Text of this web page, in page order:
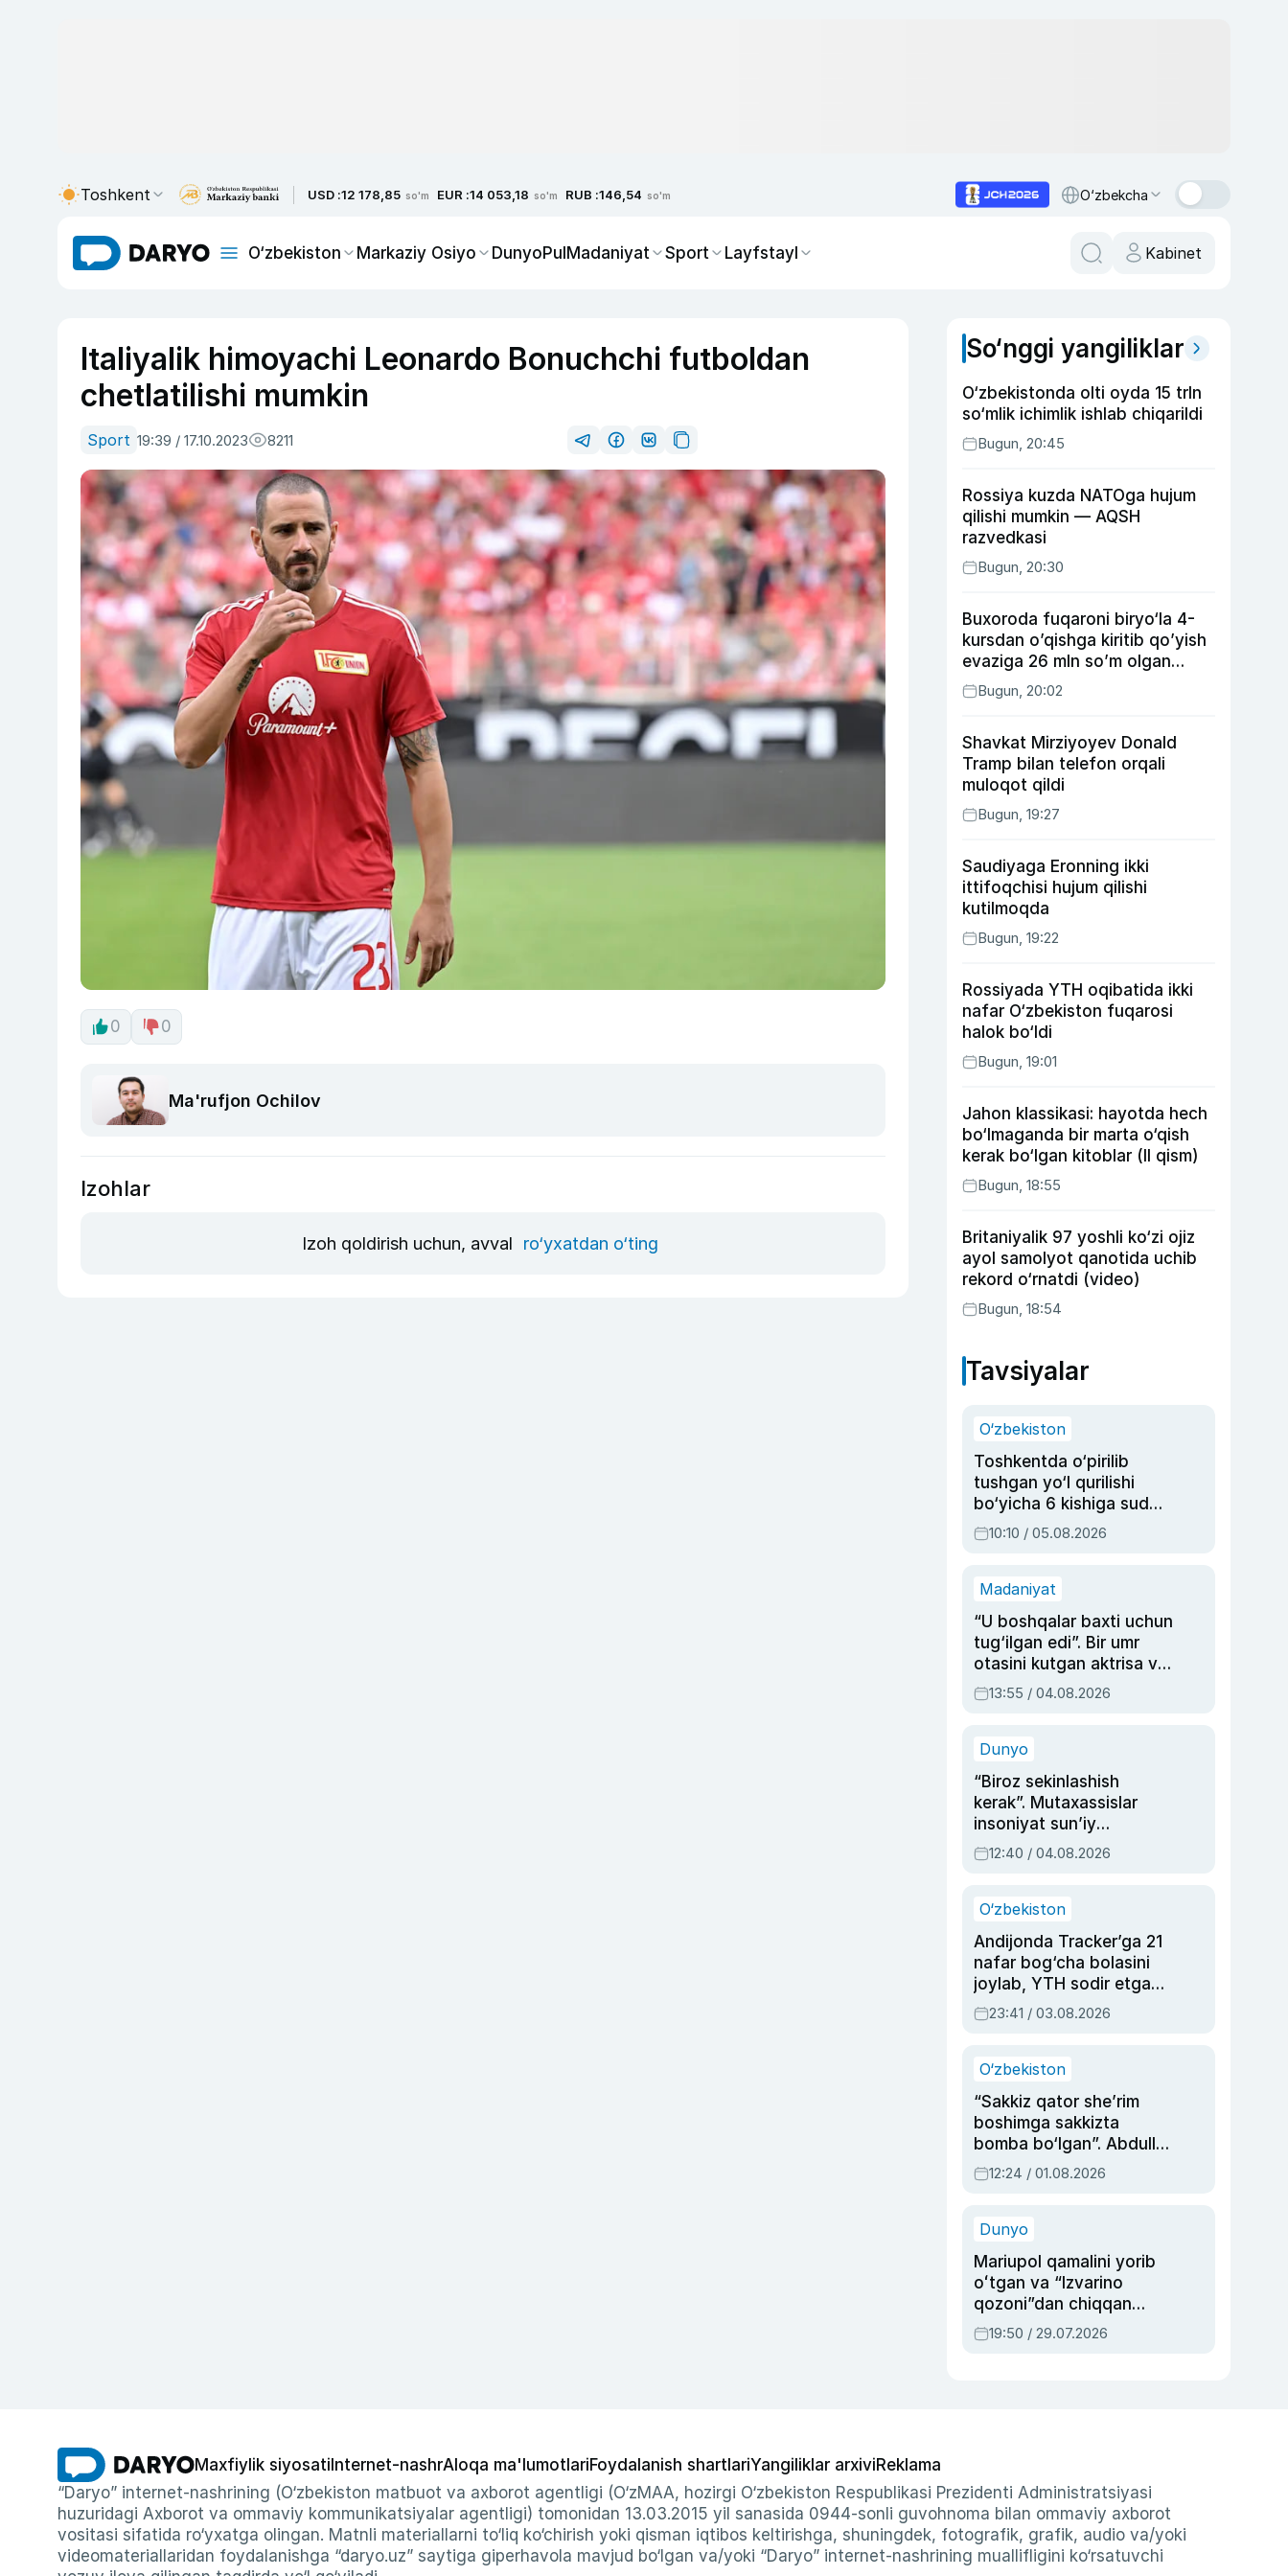
Toshkent USD :12 178,85 so'm EUR :14 053,18 so'm RUB :146,54 so'm O‘zbekcha
O‘zbekiston Markaziy Osiyo DunyoPulMadaniyat Sport Layfstayl Kabinet
Italiyalik himoyachi Leonardo Bonuchchi futboldan
chetlatilishi mumkin
Sport 19:39 / 17.10.2023 8211
0 0
Ma'rufjon Ochilov
Izohlar
Izoh qoldirish uchun, avval ro‘yxatdan o‘ting
So‘nggi yangiliklar
O‘zbekistonda olti oyda 15 trln
so‘mlik ichimlik ishlab chiqarildi
Bugun, 20:45
Rossiya kuzda NATOga hujum
qilishi mumkin — AQSH
razvedkasi
Bugun, 20:30
Buxoroda fuqaroni biryo‘la 4-
kursdan o’qishga kiritib qo’yish
evaziga 26 mln so’m olgan
shaxs ushlandi
Bugun, 20:02
Shavkat Mirziyoyev Donald
Tramp bilan telefon orqali
muloqot qildi
Bugun, 19:27
Saudiyaga Eronning ikki
ittifoqchisi hujum qilishi
kutilmoqda
Bugun, 19:22
Rossiyada YTH oqibatida ikki
nafar O‘zbekiston fuqarosi
halok bo‘ldi
Bugun, 19:01
Jahon klassikasi: hayotda hech
bo‘lmaganda bir marta o‘qish
kerak bo‘lgan kitoblar (II qism)
Bugun, 18:55
Britaniyalik 97 yoshli ko‘zi ojiz
ayol samolyot qanotida uchib
rekord o‘rnatdi (video)
Bugun, 18:54
Tavsiyalar
O‘zbekiston
Toshkentda o‘pirilib
tushgan yo‘l qurilishi
bo‘yicha 6 kishiga sud
hukmi o‘qildi
10:10 / 05.08.2026
Madaniyat
“U boshqalar baxti uchun
tug‘ilgan edi”. Bir umr
otasini kutgan aktrisa va
dublyaj ustasi Rimma
Ahmedovaning
13:55 / 04.08.2026
Dunyo
“Biroz sekinlashish
kerak”. Mutaxassislar
insoniyat sun’iy
intellektni boshqara
olmay qolishidan xavotir
12:40 / 04.08.2026
O‘zbekiston
Andijonda Tracker’ga 21
nafar bog‘cha bolasini
joylab, YTH sodir etgan
ayolga sud hukmi o‘qildi
23:41 / 03.08.2026
O‘zbekiston
“Sakkiz qator she’rim
boshimga sakkizta
bomba bo‘lgan”. Abdulla
Oripovni siyosiy
ayblovlardan asrab
12:24 / 01.08.2026
Dunyo
Mariupol qamalini yorib
oʻtgan va “Izvarino
qozoni”dan chiqqan
qahramon — Ukraina
armiyasi bosh
19:50 / 29.07.2026
Maxfiylik siyosati Internet-nashrAloqa ma'lumotlariFoydalanish shartlariYangiliklar arxiviReklama
“Daryo” internet-nashrining (O‘zbekiston matbuot va axborot agentligi (O‘zMAA, hozirgi O‘zbekiston Respublikasi Prezidenti Administratsiyasi
huzuridagi Axborot va ommaviy kommunikatsiyalar agentligi) tomonidan 13.03.2015 yil sanasida 0944-sonli guvohnoma bilan ommaviy axborot
vositasi sifatida ro‘yxatga olingan. Matnli materiallarni to‘liq ko‘chirish yoki qisman iqtibos keltirishga, shuningdek, fotografik, grafik, audio va/yoki
videomateriallaridan foydalanishga “daryo.uz” saytiga giperhavola mavjud bo‘lgan va/yoki “Daryo” internet-nashrining muallifligini ko‘rsatuvchi